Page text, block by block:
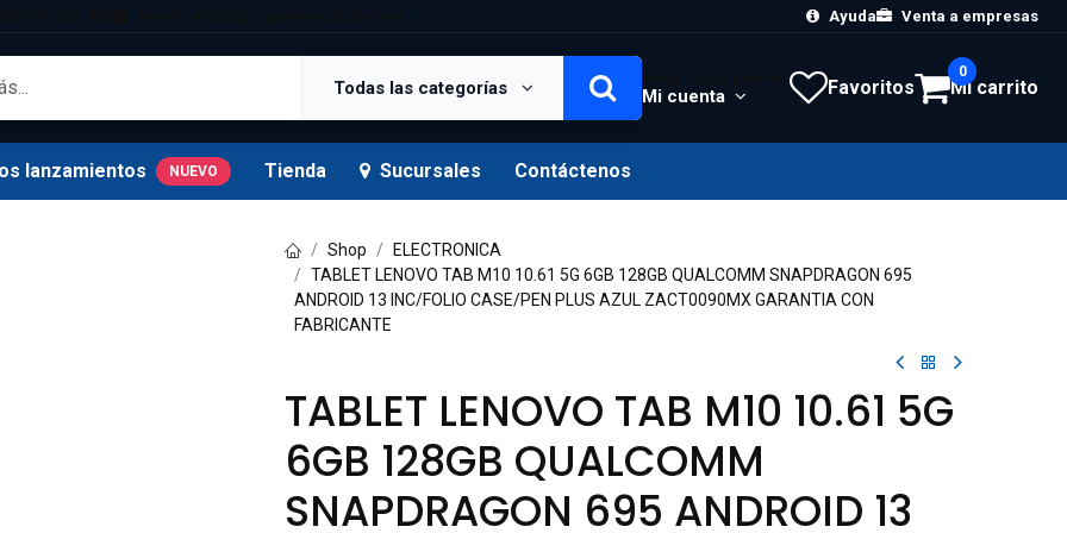
Ayuda Venta a empresas
Todas las categorías Mi cuenta Favoritos Mi carrito
0
lanzamientos NUEVO Tienda Sucursales Contáctenos
Shop
ELECTRONICA
TABLET LENOVO TAB M10 10.61 5G 6GB 128GB QUALCOMM SNAPDRAGON 695
ANDROID 13 INC/FOLIO CASE/PEN PLUS AZUL ZACT0090MX GARANTIA CON
FABRICANTE
TABLET LENOVO TAB M10 10.61 5G
6GB 128GB QUALCOMM
SNAPDRAGON 695 ANDROID 13